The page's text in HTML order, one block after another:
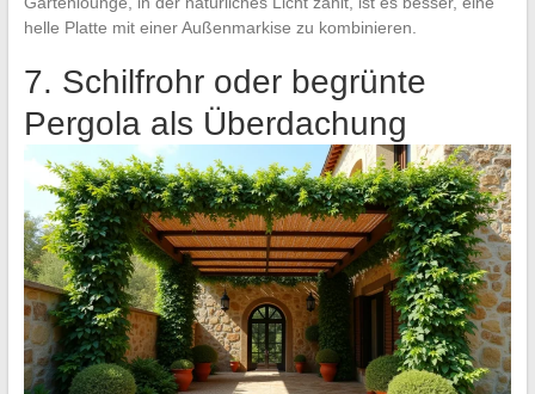
helle Platte mit einer Außenmarkise zu kombinieren.
7. Schilfrohr oder begrünte
Pergola als Überdachung